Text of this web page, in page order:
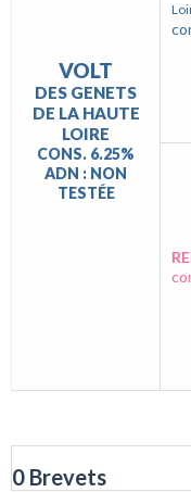
VOLT
DES GENETS
DE LA HAUTE
LOIRE
CONS. 6.25%
ADN : NON
TESTÉE
0 Brevets